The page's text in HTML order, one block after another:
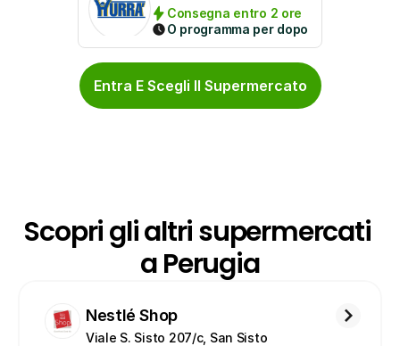
Consegna entro 2 ore
O programma per dopo
Entra E Scegli Il Supermercato
Scopri gli altri supermercati
a Perugia
Nestlé Shop
Viale S. Sisto 207/c, San Sisto